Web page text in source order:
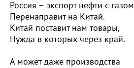
Россия – экспорт нефти с газом
Перенаправит на Китай.
Китай поставит нам товары,
Нужда в которых через край.
А может даже производства